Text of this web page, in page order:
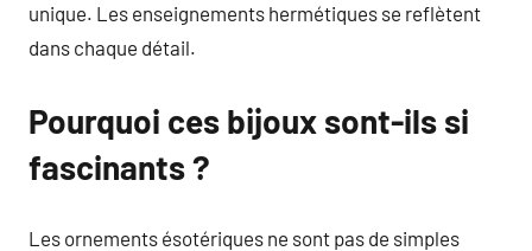
unique. Les enseignements hermétiques se reflètent
dans chaque détail.
Pourquoi ces bijoux sont-ils si
fascinants ?
Les ornements ésotériques ne sont pas de simples